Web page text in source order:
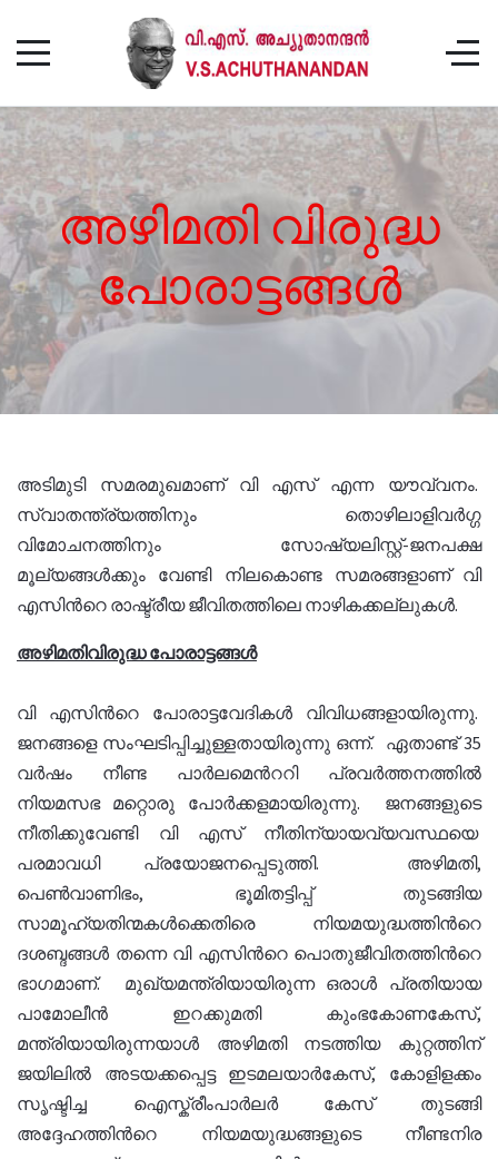
അഴിമതി വിരുദ്ധ
പോരാട്ടങ്ങൾ
അടിമുടി സമരമുഖമാണ് വി എസ് എന്ന യൗവ്വനം.
സ്വാതന്ത്ര്യത്തിനും തൊഴിലാളിവര്‍ഗ്ഗ
വിമോചനത്തിനും സോഷ്യലിസ്റ്റ്-ജനപക്ഷ
മൂല്യങ്ങള്‍ക്കും വേണ്ടി നിലകൊണ്ട സമരങ്ങളാണ് വി
എസിന്‍റെ രാഷ്ട്രീയ ജീവിതത്തിലെ നാഴികക്കല്ലുകള്‍.
അഴിമതിവിരുദ്ധ പോരാട്ടങ്ങള്‍
വി എസിന്‍റെ പോരാട്ടവേദികള്‍ വിവിധങ്ങളായിരുന്നു.
ജനങ്ങളെ സംഘടിപ്പിച്ചുള്ളതായിരുന്നു ഒന്ന്. ഏതാണ്ട് 35
വര്‍ഷം നീണ്ട പാര്‍ലമെന്‍ററി പ്രവര്‍ത്തനത്തില്‍
നിയമസഭ മറ്റൊരു പോര്‍ക്കളമായിരുന്നു. ജനങ്ങളുടെ
നീതിക്കുവേണ്ടി വി എസ് നീതിന്യായവ്യവസ്ഥയെ
പരമാവധി പ്രയോജനപ്പെടുത്തി. അഴിമതി,
പെണ്‍വാണിഭം, ഭൂമിതട്ടിപ്പ് തുടങ്ങിയ
സാമൂഹ്യതിന്മകള്‍ക്കെതിരെ നിയമയുദ്ധത്തിന്‍റെ
ദശബ്ദങ്ങള്‍ തന്നെ വി എസിന്‍റെ പൊതുജീവിതത്തിന്‍റെ
ഭാഗമാണ്. മുഖ്യമന്ത്രിയായിരുന്ന ഒരാള്‍ പ്രതിയായ
പാമോലീന്‍ ഇറക്കുമതി കുംഭകോണകേസ്,
മന്ത്രിയായിരുന്നയാള്‍ അഴിമതി നടത്തിയ കുറ്റത്തിന്
ജയിലില്‍ അടയക്കപ്പെട്ട ഇടമലയാര്‍കേസ്, കോളിളക്കം
സൃഷ്ടിച്ച ഐസ്ക്രീംപാര്‍ലര്‍ കേസ് തുടങ്ങി
അദ്ദേഹത്തിന്‍റെ നിയമയുദ്ധങ്ങളുടെ നീണ്ടനിര